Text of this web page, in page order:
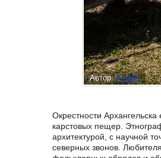
Автор:Админ
Окрестности
карстовых пещер.
архитектурой, с научной
северных звонов.